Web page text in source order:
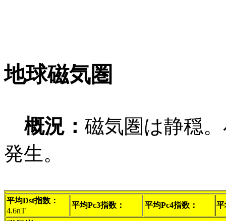
地球磁気圏
概況： 磁気圏は静穏
発生。
平均Dst指数：
4.6nT
平均Pc3指数： 平均Pc4指数： 平